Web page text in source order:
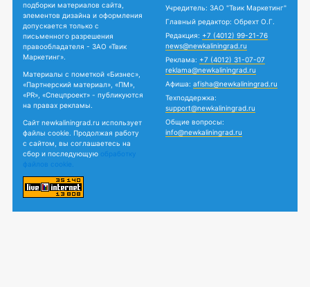
подборки материалов сайта,
элементов дизайна и оформления
допускается только с
письменного разрешения
правообладателя - ЗАО «Твик
Маркетинг».
Материалы с пометкой «Бизнес»,
«Партнерский материал», «ПМ»,
«PR», «Спецпроект» - публикуются
на правах рекламы.
Сайт newkaliningrad.ru использует
файлы cookie. Продолжая работу
с сайтом, вы соглашаетесь на
сбор и последующую обработку
файлов cookie.
Учредитель: ЗАО "Твик Маркетинг"
Главный редактор: Обрехт О.Г.
Редакция: +7 (4012) 99-21-76
news@newkaliningrad.ru
Реклама: +7 (4012) 31-07-07
reklama@newkaliningrad.ru
Афиша: afisha@newkaliningrad.ru
Техподдержка:
support@newkaliningrad.ru
Общие вопросы:
info@newkaliningrad.ru